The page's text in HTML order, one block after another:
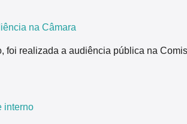
na Câmara
realizada a audiência pública na
interno